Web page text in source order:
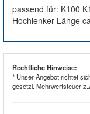
passend für: K100
Hochlenker Länge
Rechtliche Hinweise:
* Unser Angebot richtet
gesetzl. Mehrwertsteuer